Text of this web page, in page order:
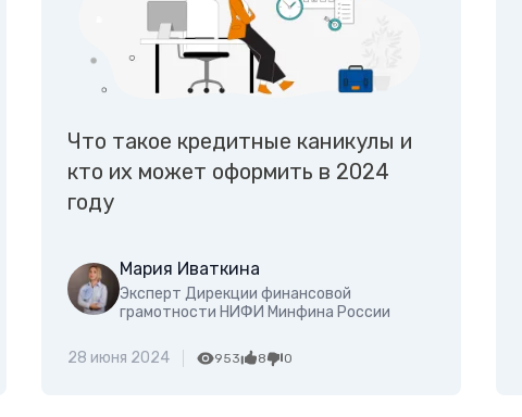
Что такое кредитные каникулы и
кто их может оформить в 2024
году
Мария Иваткина
Эксперт Дирекции финансовой
грамотности НИФИ Минфина России
28 июня 2024 953 8 0